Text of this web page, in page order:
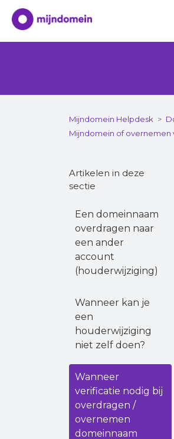
Mijndomein Helpdesk
Mijndomein of overnemen
Artikelen in deze
sectie
Een domeinnaam
overdragen naar
een ander
account
(houderwijziging)
Wanneer kan je
een
houderwijziging
niet zelf doen?
Wanneer
verificatie nodig bij
overdragen /
overnemen
domeinnaam